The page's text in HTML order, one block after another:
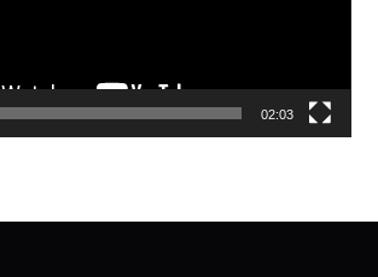
02:03